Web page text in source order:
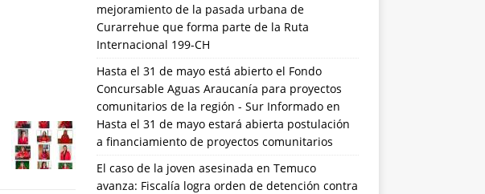
mejoramiento de la pasada urbana de
Curarrehue que forma parte de la Ruta
Internacional 199-CH
Hasta el 31 de mayo está abierto el Fondo
Concursable Aguas Araucanía para proyectos
comunitarios de la región - Sur Informadoen
Hasta el 31 de mayo estará abierta postulación
a financiamiento de proyectos comunitarios
El caso de la joven asesinada en Temuco
avanza: Fiscalía logra orden de detención contra